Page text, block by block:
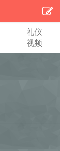
礼仪
视频